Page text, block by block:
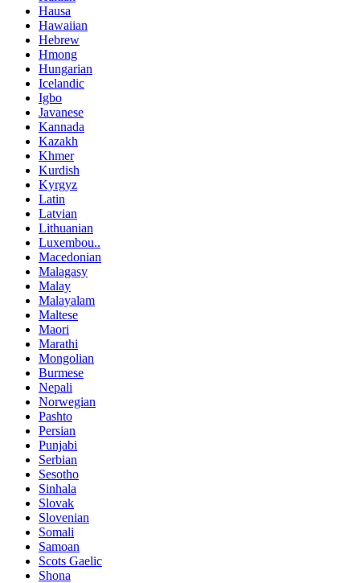
Hausa
Hawaiian
Hebrew
Hmong
Hungarian
Icelandic
Igbo
Javanese
Kannada
Kazakh
Khmer
Kurdish
Kyrgyz
Latin
Latvian
Lithuanian
Luxembou..
Macedonian
Malagasy
Malay
Malayalam
Maltese
Maori
Marathi
Mongolian
Burmese
Nepali
Norwegian
Pashto
Persian
Punjabi
Serbian
Sesotho
Sinhala
Slovak
Slovenian
Somali
Samoan
Scots Gaelic
Shona